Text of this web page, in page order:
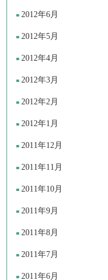
2012年6月
2012年5月
2012年4月
2012年3月
2012年2月
2012年1月
2011年12月
2011年11月
2011年10月
2011年9月
2011年8月
2011年7月
2011年6月